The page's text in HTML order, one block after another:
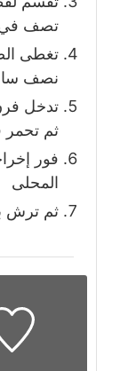
تصف في
تغطى
نصف
ثم تحمر
فور
المحلى
ثم ترش